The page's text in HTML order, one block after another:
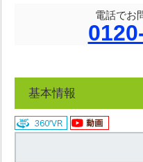
電話でお
基本情報